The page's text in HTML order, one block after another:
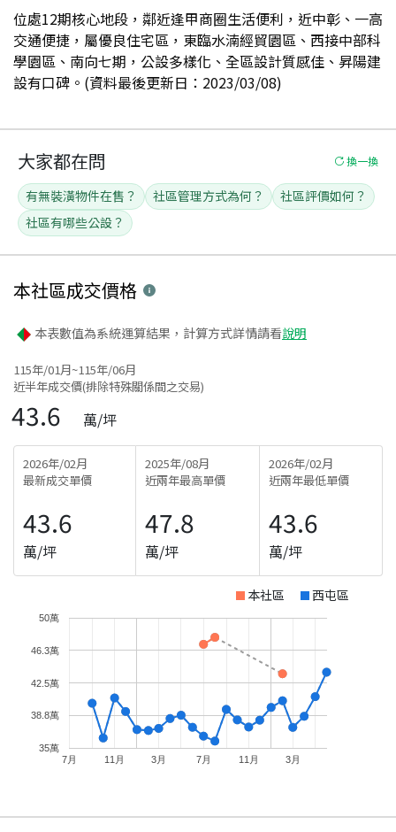
位處12期核心地段，鄰近逢甲商圈生活便利，近中彰、一高
交通便捷，屬優良住宅區，東臨水湳經貿園區、西接中部科
學園區、南向七期，公設多樣化、全區設計質感佳、昇陽建
設有口碑。(資料最後更新日：2023/03/08)
大家都在問 換一換
有無裝潢物件在售？ 社區管理方式為何？
社區評價如何？
社區有哪些公設？
本社區成交價格
本表數值為系統運算結果，計算方式詳情請看說明
115年/01月~115年/06月
近半年成交價(排除特殊關係間之交易)
43.6 萬/坪
2026年/02月
最新成交單價
43.6
萬/坪
2025年/08月
近兩年最高單價
47.8
萬/坪
2026年/02月
近兩年最低單價
43.6
萬/坪
本社區 西屯區
7月 11月 3月 7月 11月 3月
35萬
38.8萬
42.5萬
46.3萬
50萬